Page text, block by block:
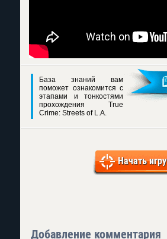
База знаний вам
поможет ознакомится с
этапами и тонкостями
прохождения True
Crime: Streets of L.A.
Начать игру
Добавление комментария